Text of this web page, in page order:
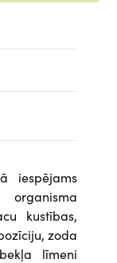
iespējams
kustības,
zoda
līmeni